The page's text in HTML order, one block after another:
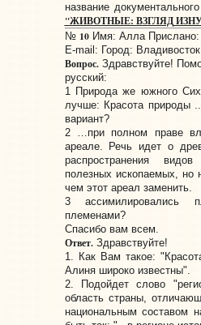
название
"ЖИВОТНЫЕ: ВЗГЛЯД
№ 10Имя: Алла Прислано:
E-mail: Город: Владивосток
Вопрос.Здравствуйте!
русский:
1 Природа же южного
лучше: Красота природы
вариант?
2 …при полном праве
ареале. Речь идет о
распространения
полезных ископаемых, но
чем этот ареал заменить.
3 ассимилировались
племенами?
Спасибо вам всем.
Ответ.Здравствуйте!
1. Как Вам такое:
Алиня широко известны".
2. Подойдет слово
область страны,
национальным составом